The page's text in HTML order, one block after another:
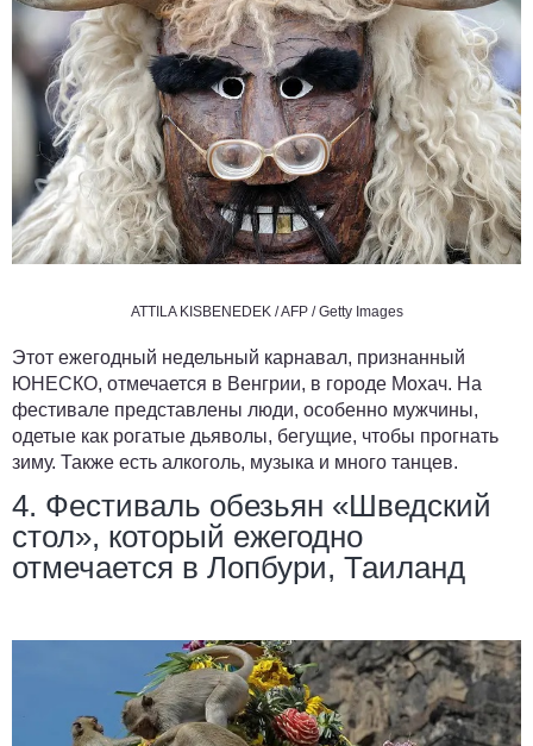
ATTILA KISBENEDEK / AFP / Getty Images
Этот ежегодный недельный карнавал, признанный
ЮНЕСКО, отмечается в Венгрии, в городе Мохач. На
фестивале представлены люди, особенно мужчины,
одетые как рогатые дьяволы, бегущие, чтобы прогнать
зиму. Также есть алкоголь, музыка и много танцев.
4. Фестиваль обезьян «Шведский
стол», который ежегодно
отмечается в Лопбури, Таиланд